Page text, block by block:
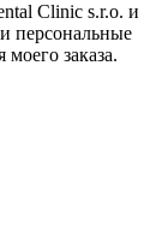
Clinic s.r.o. и
персональные
заказа.